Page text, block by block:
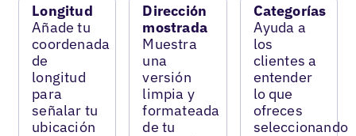
Longitud
Añade tu
coordenada
de
longitud
para
señalar tu
ubicación
Dirección
mostrada
Muestra
una
versión
limpia y
formateada
de tu
Categorías
Ayuda a
los
clientes a
entender
lo que
ofreces
seleccionando